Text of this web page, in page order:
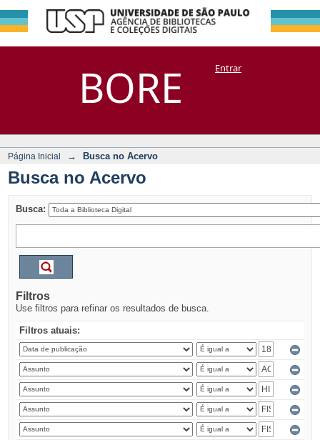
BORE
Busca no Acervo
DSpace/Manakin + CoriscoEntrar
Página Inicial → Busca no Acervo
Busca no Acervo
Busca:
Filtros
Use filtros para refinar os resultados de busca.
Filtros atuais: